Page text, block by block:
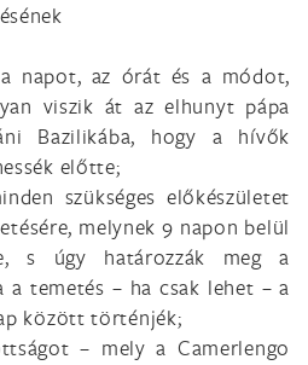
napot, az órát és a módot,
viszik át az elhunyt pápa
Bazilikába, hogy a hívők
előtte;
szükséges előkészületet
melynek 9 napon belül
s úgy határozzák meg a
a temetés – ha csak lehet – a
között történjék;
– mely a Camerlengo